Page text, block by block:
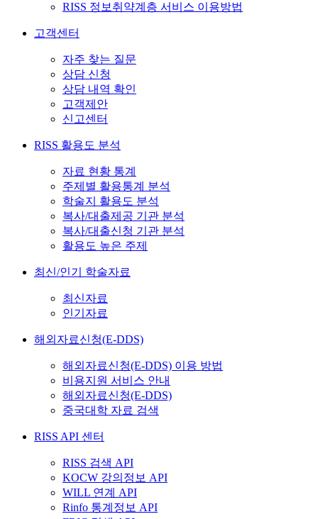
RISS 정보취약계층 서비스 이용방법
고객센터
자주 찾는 질문
상담 신청
상담 내역 확인
고객제안
신고센터
RISS 활용도 분석
자료 현황 통계
주제별 활용통계 분석
학술지 활용도 분석
복사/대출제공 기관 분석
복사/대출신청 기관 분석
활용도 높은 주제
최신/인기 학술자료
최신자료
인기자료
해외자료신청(E-DDS)
해외자료신청(E-DDS) 이용 방법
비용지원 서비스 안내
해외자료신청(E-DDS)
중국대학 자료 검색
RISS API 센터
RISS 검색 API
KOCW 강의정보 API
WILL 연계 API
Rinfo 통계정보 API